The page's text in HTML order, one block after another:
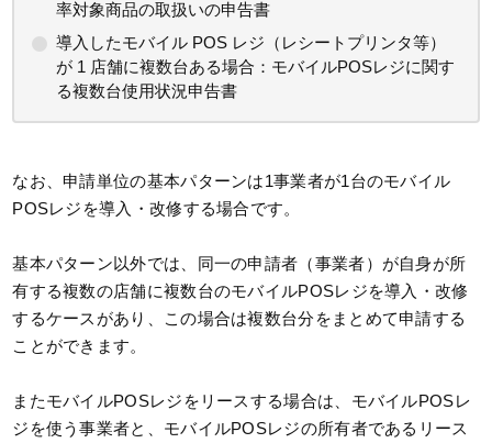
率対象商品の取扱いの申告書
導入したモバイル POS レジ（レシートプリンタ等）
が 1 店舗に複数台ある場合：モバイルPOSレジに関す
る複数台使用状況申告書
なお、申請単位の基本パターンは1事業者が1台のモバイル
POSレジを導入・改修する場合です。
基本パターン以外では、同一の申請者（事業者）が自身が所
有する複数の店舗に複数台のモバイルPOSレジを導入・改修
するケースがあり、この場合は複数台分をまとめて申請する
ことができます。
またモバイルPOSレジをリースする場合は、モバイルPOSレ
ジを使う事業者と、モバイルPOSレジの所有者であるリース